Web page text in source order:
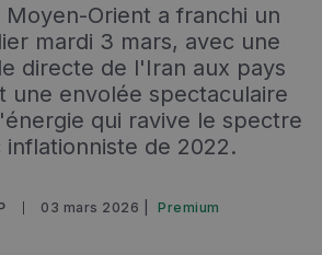
Moyen-Orient a franchi un
mardi 3 mars, avec une
directe de l'Iran aux pays
une envolée spectaculaire
qui ravive le spectre
inflationniste de 2022.
03 mars 2026 | Premium